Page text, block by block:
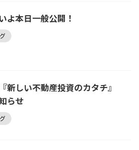
よ本日一般公開！
新しい不動産投資のカタチ』
らせ